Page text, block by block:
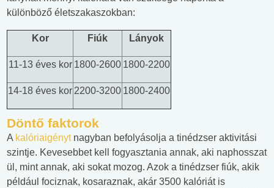
különböző életszakaszokban:
Kor Fiúk Lányok
11-13 éves kor 1800-2600 1800-2200
14-18 éves kor 2200-3200 1800-2400
Döntő faktorok
A kalóriaigénytnagyban befolyásolja a tinédzser aktivitási
szintje. Kevesebbet kell fogyasztania annak, aki naphosszat
ül, mint annak, aki sokat mozog. Azok a tinédzser fiúk, akik
például fociznak, kosaraznak, akár 3500 kalóriát is